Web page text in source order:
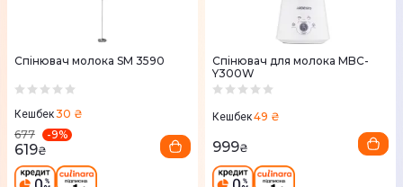
Спінювач молока SM 3590
Кешбек30 ₴
677
-9%
619₴
Спінювач для молока MBC-
Y300W
Кешбек49 ₴
999₴